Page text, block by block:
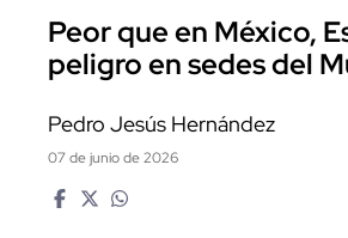
Peor que en México,
peligro en sedes del
Pedro Jesús Hernández
07 de junio de 2026